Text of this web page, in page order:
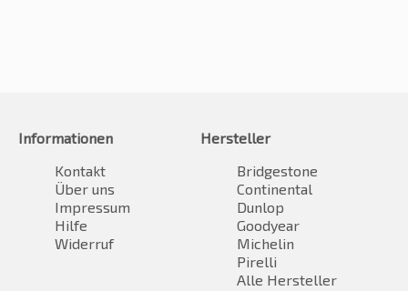
Informationen
Kontakt
Über uns
Impressum
Hilfe
Widerruf
Hersteller
Bridgestone
Continental
Dunlop
Goodyear
Michelin
Pirelli
Alle Hersteller